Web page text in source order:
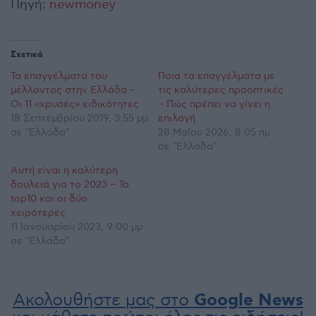
Πηγή: newmoney
Σχετικά
Τα επαγγέλματα του
μέλλοντος στην Ελλάδα –
Οι 11 «χρυσές» ειδικότητες
18 Σεπτεμβρίου 2019, 3:55 μμ
σε "Ελλάδα"
Ποια τα επαγγέλματα με
τις καλύτερες προοπτικές
– Πώς πρέπει να γίνει η
επιλογή
28 Μαΐου 2026, 8:05 πμ
σε "Ελλάδα"
Αυτή είναι η καλύτερη
δουλειά για το 2023 – Το
top10 και οι δύο
χειρότερες
11 Ιανουαρίου 2023, 9:00 μμ
σε "Ελλάδα"
Ακολουθήστε μας στο Google News